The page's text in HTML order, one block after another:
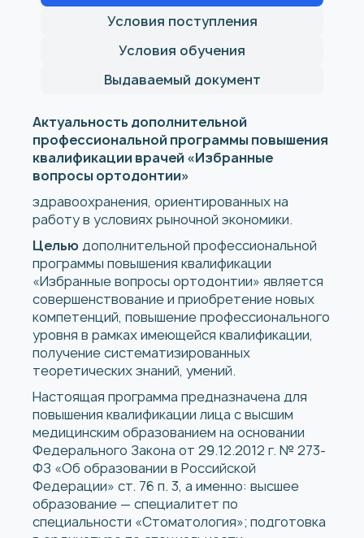
Условия поступления
Условия обучения
Выдаваемый документ
Актуальность дополнительной
профессиональной программы повышения
квалификации врачей «Избранные
вопросы ортодонтии»
здравоохранения, ориентированных на
работу в условиях рыночной экономики.
Целью дополнительной профессиональной
программы повышения квалификации
«Избранные вопросы ортодонтии» является
совершенствование и приобретение новых
компетенций, повышение профессионального
уровня в рамках имеющейся квалификации,
получение систематизированных
теоретических знаний, умений.
Настоящая программа предназначена для
повышения квалификации лица с высшим
медицинским образованием на основании
Федерального Закона от 29.12.2012 г. № 273-
ФЗ «Об образовании в Российской
Федерации» ст. 76 п. 3, а именно: высшее
образование — специалитет по
специальности «Стоматология»; подготовка